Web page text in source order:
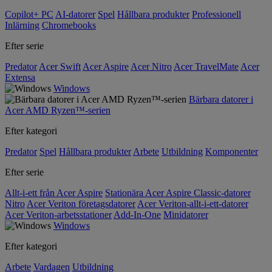
Copilot+ PC AI-datorer Spel Hållbara produkter Professionell
Inlärning Chromebooks
Efter serie
Predator Acer Swift Acer Aspire Acer Nitro Acer TravelMate Acer
Extensa
Windows
Bärbara datorer i
Acer AMD Ryzen™-serien
Efter kategori
Predator Spel Hållbara produkter Arbete Utbildning Komponenter
Efter serie
Allt-i-ett från Acer Aspire Stationära Acer Aspire Classic-datorer
Nitro Acer Veriton företagsdatorer Acer Veriton-allt-i-ett-datorer
Acer Veriton-arbetsstationer Add-In-One Minidatorer
Windows
Efter kategori
Arbete Vardagen Utbildning